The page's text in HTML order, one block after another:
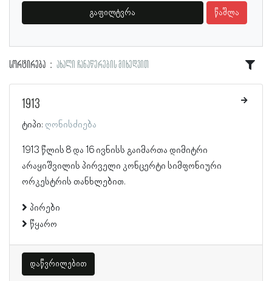
გაფილტვრა წაშლა
სორტირება ახალი ჩანაწერების მიხედვით
1913
ტიპი: ღონისძიება
1913 წლის 8 და 16 ივნისს გაიმართა დიმიტრი
არაყიშვილის პირველი კონცერტი სიმფონიური
ორკესტრის თანხლებით.
პირები
წყარო
დაწვრილებით